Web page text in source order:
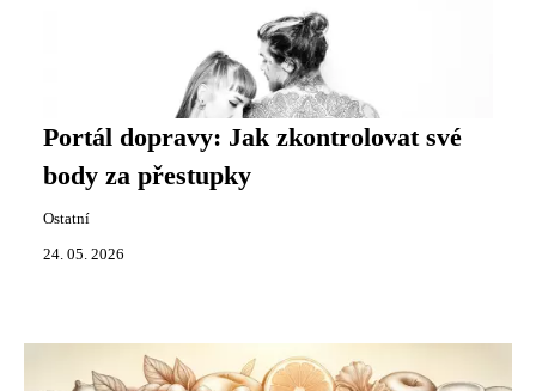
Portál dopravy: Jak zkontrolovat své
body za přestupky
Ostatní
24. 05. 2026